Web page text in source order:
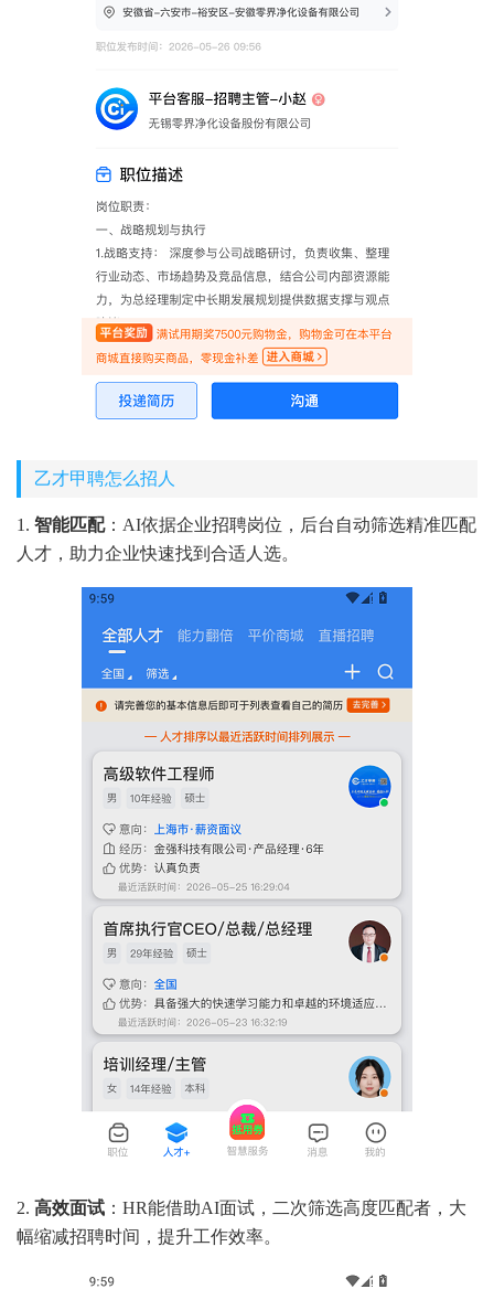
乙才甲聘怎么招人
1. 智能匹配：AI依据企业招聘岗位，后台自动筛选精准匹配
人才，助力企业快速找到合适人选。
2. 高效面试 ：HR能借助AI面试，二次筛选高度匹配者，大
幅缩减招聘时间，提升工作效率。